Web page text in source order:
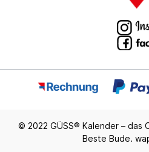
© 2022 GÜSS® Kalender – das
Beste Bude.